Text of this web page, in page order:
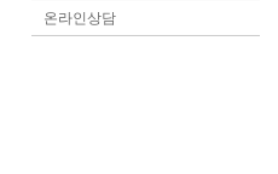
온라인상담